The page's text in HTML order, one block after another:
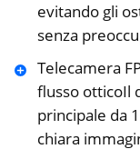
evitando gli
senza
Telecamera
flusso otticoIl
principale da
chiara